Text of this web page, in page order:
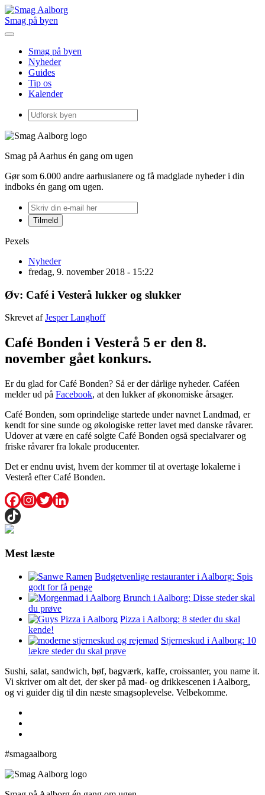
Smag på byen
Smag på byen
Nyheder
Guides
Tip os
Kalender
Smag på Aarhus én gang om ugen
Gør som 6.000 andre aarhusianere og få madglade nyheder i din
indboks én gang om ugen.
Pexels
Nyheder
fredag, 9. november 2018 - 15:22
Øv: Café i Vesterå lukker og slukker
Skrevet afJesper Langhoff
Café Bonden i Vesterå 5 er den 8.
november gået konkurs.
Er du glad for Café Bonden? Så er der dårlige nyheder. Caféen
melder ud på Facebook, at den lukker af økonomiske årsager.
Café Bonden, som oprindelige startede under navnet Landmad, er
kendt for sine sunde og økologiske retter lavet med danske råvarer.
Udover at være en café solgte Café Bonden også specialvarer og
friske råvarer fra lokale producenter.
Det er endnu uvist, hvem der kommer til at overtage lokalerne i
Vesterå efter Café Bonden.
Mest læste
Budgetvenlige restauranter i Aalborg: Spis
godt for få penge
Brunch i Aalborg: Disse steder skal
du prøve
Pizza i Aalborg: 8 steder du skal
kende!
Stjerneskud i Aalborg: 10
lækre steder du skal prøve
Sushi, salat, sandwich, bøf, bagværk, kaffe, croissanter, you name it.
Vi skriver om alt det, der sker på mad- og drikkescenen i Aalborg,
og vi guider dig til din næste smagsoplevelse. Velbekomme.
#smagaalborg